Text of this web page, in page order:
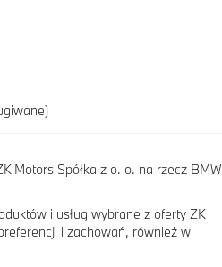
Motors Spółka z o. o. na rzecz BMW
i usług wybrane z oferty ZK
i zachowań, również w